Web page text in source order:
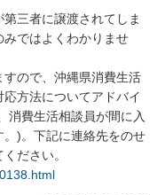
三者に譲渡されてしま
みではよくわかりませ
ので、沖縄県消費生活
方法についてアドバイ
消費生活相談員が間に入
)。下記に連絡先をのせ